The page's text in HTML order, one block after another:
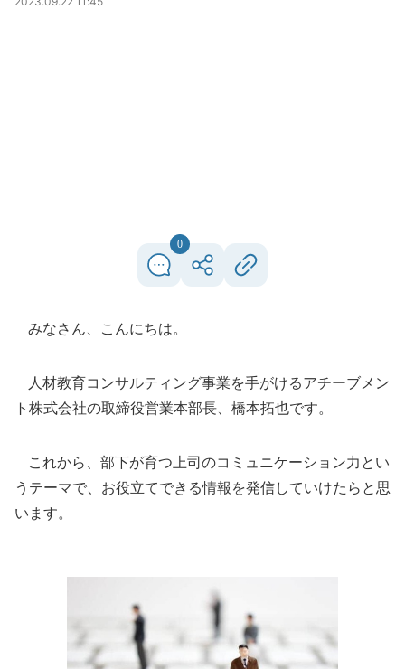
0
みなさん、こんにちは。
人材教育コンサルティング事業を手がけるアチーブメン
ト株式会社の取締役営業本部長、橋本拓也です。
これから、部下が育つ上司のコミュニケーション力とい
うテーマで、お役立てできる情報を発信していけたらと思
います。